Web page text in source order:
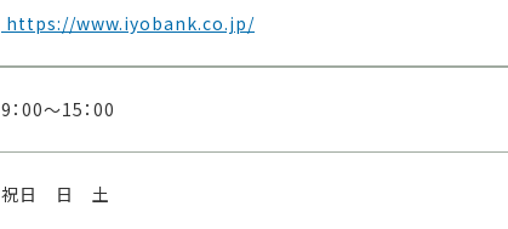
https://www.iyobank.co.jp/
9：00～15：00
祝日 日 土